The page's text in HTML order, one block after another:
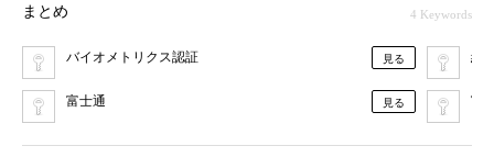
まとめ 4 Keywords
バイオメトリクス認証 見る
富士通 見る
組
富